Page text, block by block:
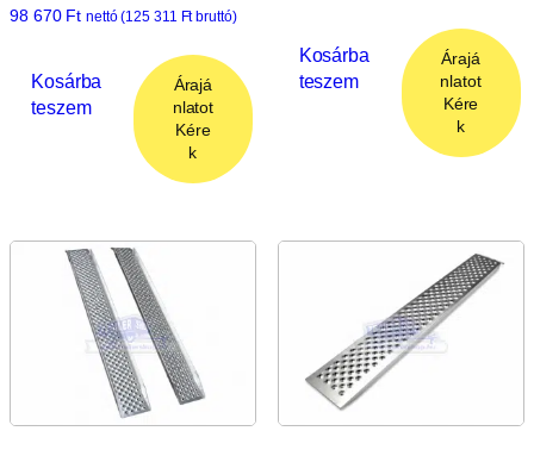
98 670 Ft nettó (125 311 Ftbruttó)
Kosárba
teszem
Árajá
nlatot
Kére
k
Kosárba
teszem
Árajá
nlatot
Kére
k